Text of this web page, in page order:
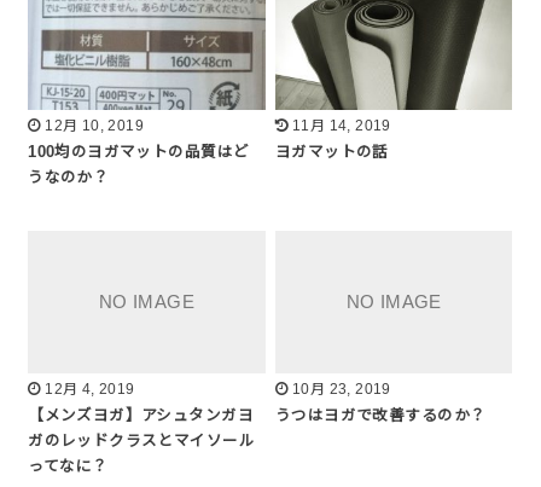
12月 10, 2019
100均のヨガマットの品質はど
うなのか？
11月 14, 2019
ヨガマットの話
12月 4, 2019
【メンズヨガ】アシュタンガヨ
ガのレッドクラスとマイソール
ってなに？
10月 23, 2019
うつはヨガで改善するのか？